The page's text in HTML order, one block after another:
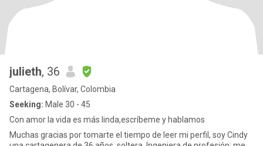
julieth, 36
Cartagena, Bolívar, Colombia
Seeking: Male 30 - 45
Con amor la vida es más linda,escríbeme y hablamos
Muchas gracias por tomarte el tiempo de leer mi perfil, soy Cindy